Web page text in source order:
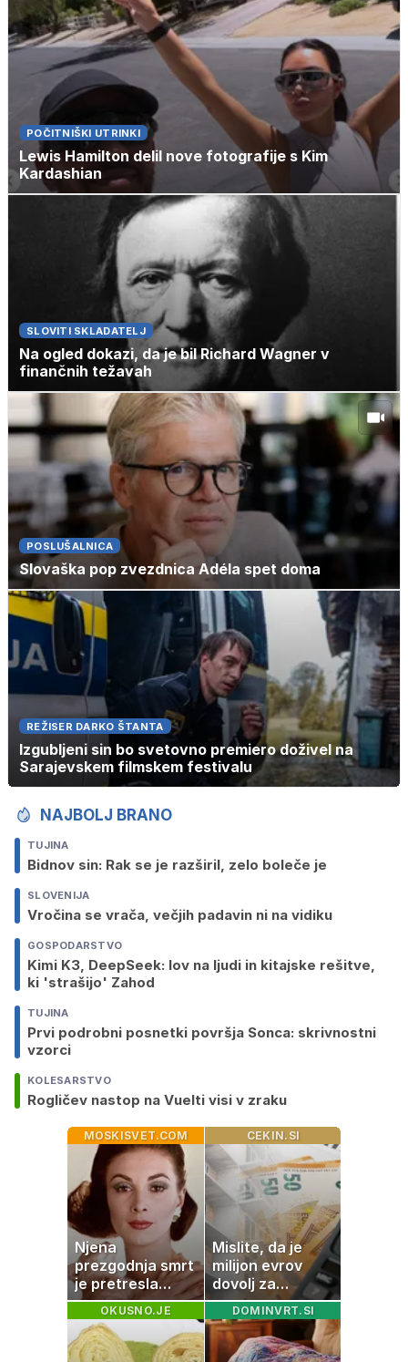
POČITNIŠKI UTRINKI
Lewis Hamilton delil nove fotografije s Kim
Kardashian
SLOVITI SKLADATELJ
Na ogled dokazi, da je bil Richard Wagner v
finančnih težavah
POSLUŠALNICA
Slovaška pop zvezdnica Adéla spet doma
REŽISER DARKO ŠTANTA
Izgubljeni sin bo svetovno premiero doživel na
Sarajevskem filmskem festivalu
NAJBOLJ BRANO
TUJINA
Bidnov sin: Rak se je razširil, zelo boleče je
SLOVENIJA
Vročina se vrača, večjih padavin ni na vidiku
GOSPODARSTVO
Kimi K3, DeepSeek: lov na ljudi in kitajske rešitve,
ki 'strašijo' Zahod
TUJINA
Prvi podrobni posnetki površja Sonca: skrivnostni
vzorci
KOLESARSTVO
Rogličev nastop na Vuelti visi v zraku
MOSKISVET.COM
Njena
prezgodnja smrt
je pretresla
modni svet: za
slavo se je
skrivala
tragedija
CEKIN.SI
Mislite, da je
milijon evrov
dovolj za
sanjsko
stanovanje? Te
številke so
šokirale Evropo
OKUSNO.JE DOMINVRT.SI